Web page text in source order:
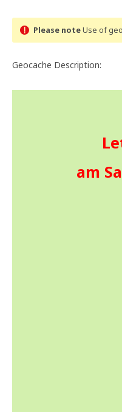
Please noteUse of
Geocache Description:
am